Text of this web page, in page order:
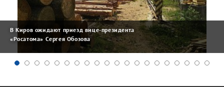
В Киров ожидают приезд вице-президента
«Росатома» Сергея Обозова